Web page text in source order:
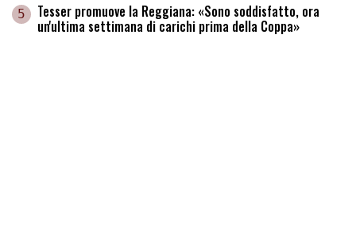
5 Tesser promuove la Reggiana: «Sono soddisfatto, ora
un'ultima settimana di carichi prima della Coppa»